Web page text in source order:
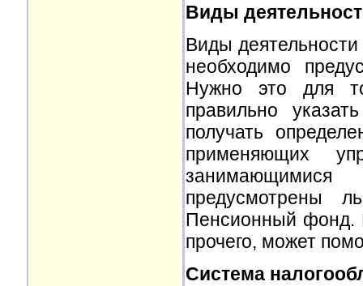
Виды
Виды
необходимо
Нужно это для
правильно
получать
применяющих
занимающимися
предусмотрены
Пенсионный фонд.
прочего, может
Система